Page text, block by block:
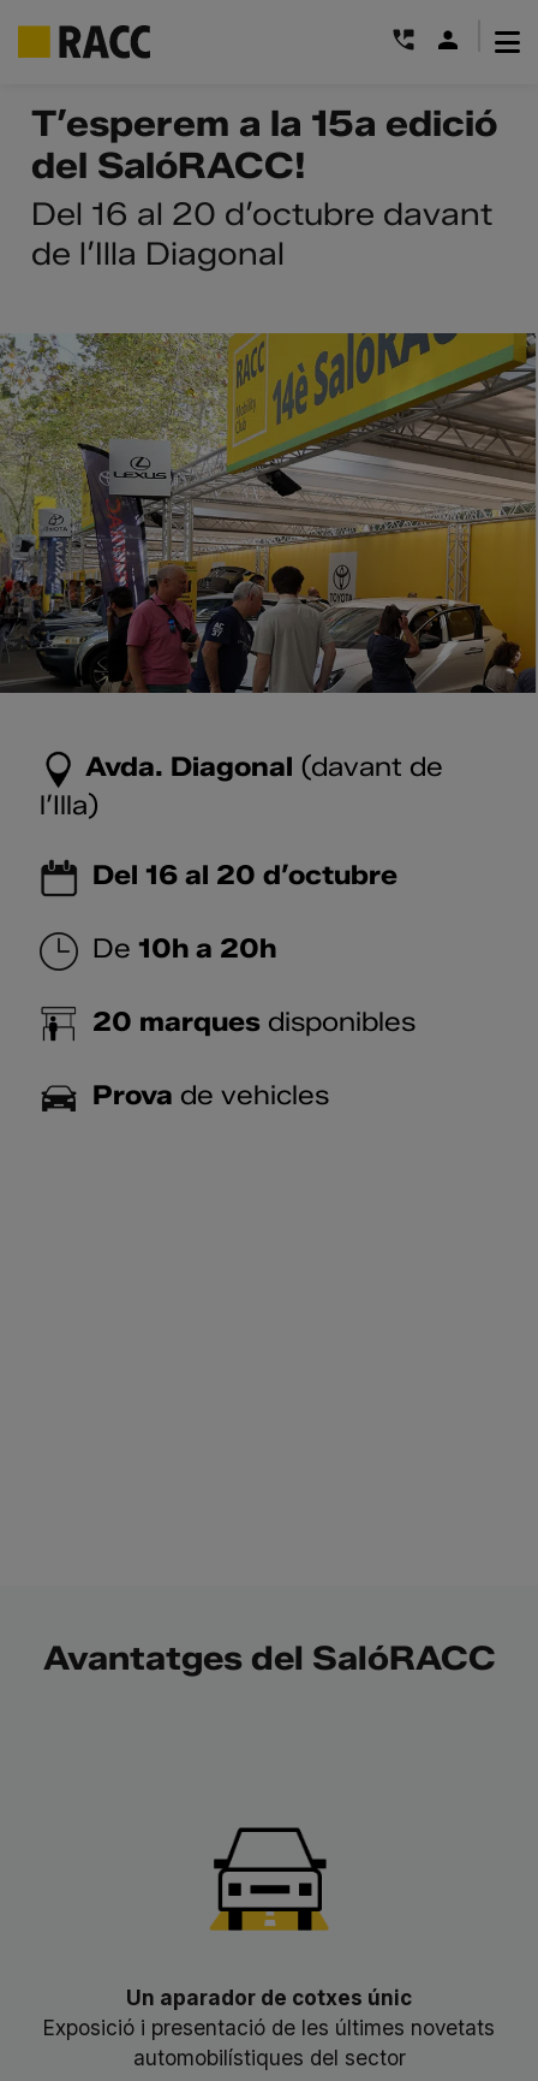
content
T’esperem a la 15a edició
del SalóRACC!
Del 16 al 20 d’octubre davant
de l’Illa Diagonal
Avda. Diagonal (davant de
l’Illa)
Del 16 al 20 d’octubre
De 10h a 20h
20 marques disponibles
Prova de vehicles
Avantatges del SalóRACC
Un aparador de cotxes únic
Exposició i presentació de les últimes novetats
automobilístiques del sector